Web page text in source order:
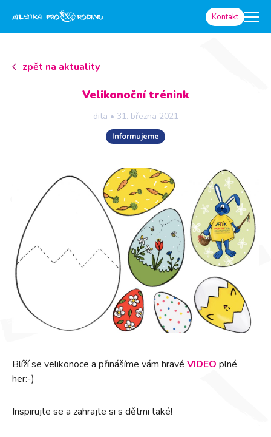
Kontakt
zpět na aktuality
Velikonoční trénink
dita • 31. března 2021
Informujeme
Blíží se velikonoce a přinášíme vám hravé VIDEO plné
her:-)
Inspirujte se a zahrajte si s dětmi také!